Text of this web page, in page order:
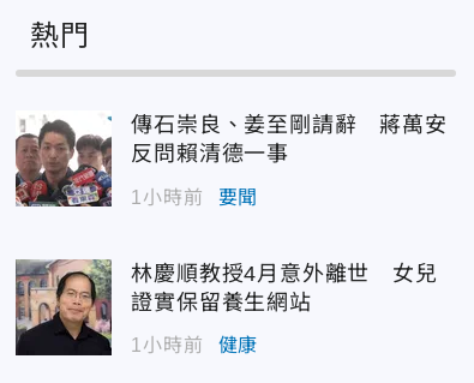
熱門
傳石崇良、姜至剛請辭 蔣萬安
反問賴清德一事
1小時前 要聞
林慶順教授4月意外離世 女兒
證實保留養生網站
1小時前 健康